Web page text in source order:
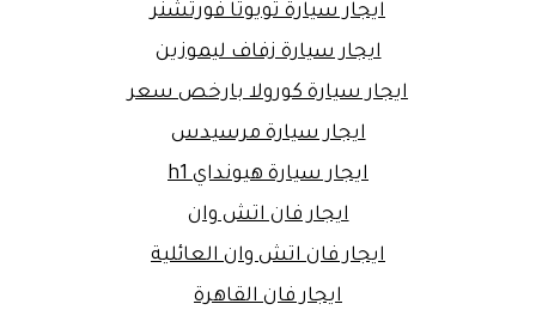
ايجار سيارة تويوتا فورتشنر
ايجار سيارة زفاف ليموزين
ايجار سيارة كورولا بارخص سعر
ايجار سيارة مرسيدس
ايجار سيارة هيونداي h1
ايجار فان اتش وان
ايجار فان اتش وان العائلية
ايجار فان القاهرة